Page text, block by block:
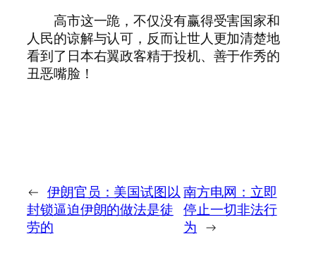
高市这一跪，不仅没有赢得受害国家和
人民的谅解与认可，反而让世人更加清楚地
看到了日本右翼政客精于投机、善于作秀的
丑恶嘴脸！
← 伊朗官员：美国试图以
封锁逼迫伊朗的做法是徒
劳的
南方电网：立即
停止一切非法行
为 →